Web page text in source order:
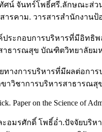
ศน์ จันทร์โพธิ์ศรี.ลักษณะส่ว
รคาม. วารสารสำนักงานป้
ประกอบการบริหารที่มีอิทธิ
าธารณสุข บัณฑิตวิทยาลัยมห
ทางการบริหารที่มีผลต่อก
วิชาการบริหารสาธารณสุ
Paper on the Science of
อมรศักดิ์ โพธิ์อ่ำ.ปัจจัยบริ